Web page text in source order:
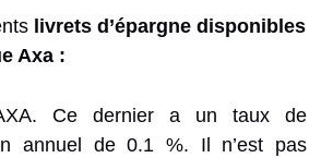
livrets d’épargne disponibles
Axa :
Ce dernier a un taux de
annuel de 0.1 %. Il n’est pas